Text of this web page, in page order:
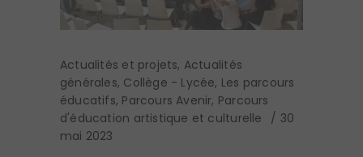
Actualités et projets, Actualités
générales, Collège - Lycée, Les parcours
éducatifs, Parcours Avenir, Parcours
d'éducation artistique et culturelle
30
mai 2023